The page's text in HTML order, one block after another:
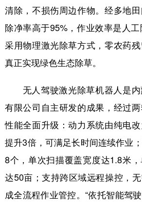
地方频道
浙江 安徽 福建
山东 河南 湖北
四川 贵州 云南
陕西 甘肃 青海
新疆 内蒙古 黑龙
清除，不损伤周边作物。经多地
除净率高于95%，作业效率是人
采用物理激光除草方式，零农药
真正实现绿色生态除草。
无人驾驶激光除草机器人是内
有限公司自主研发的成果，经过
性能全面升级：动力系统由纯电
提升3倍，可满足长时间连续作业
8个，单次扫描覆盖宽度达1.8米
达50亩；支持跨区域远程操控，
成全流程作业管控。“依托智能驾